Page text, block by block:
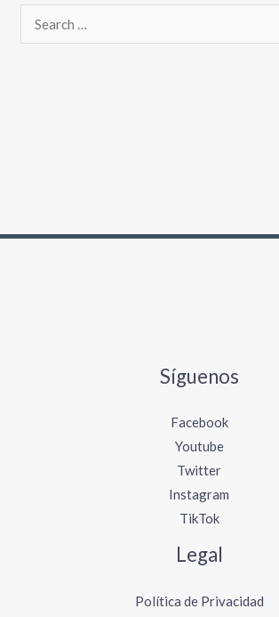
r
Síguenos
Facebook
Youtube
Twitter
Instagram
TikTok
Legal
Política de Privacidad